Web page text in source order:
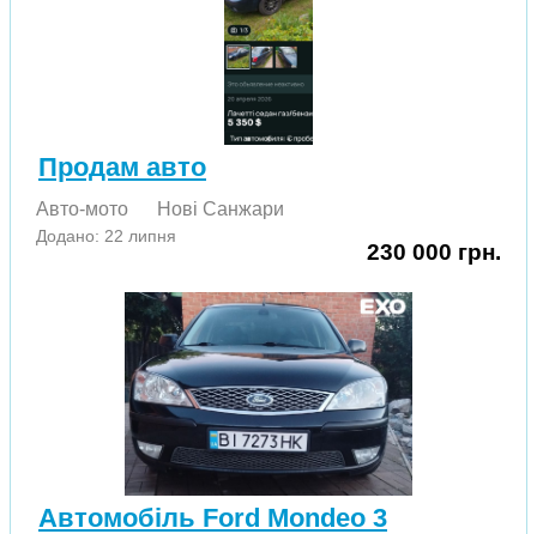
Продам авто
Авто-мото Нові Cанжари
Додано: 22 липня
230 000 грн.
Автомобіль Ford Mondeo 3